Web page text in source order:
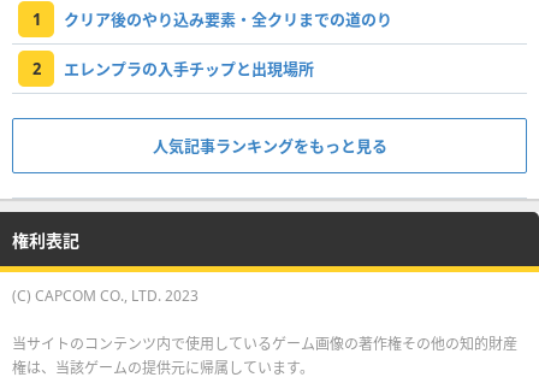
1 クリア後のやり込み要素・全クリまでの道のり
2 エレンプラの入手チップと出現場所
人気記事ランキングをもっと見る
権利表記
(C) CAPCOM CO., LTD. 2023
当サイトのコンテンツ内で使用しているゲーム画像の著作権その他の知的財産
権は、当該ゲームの提供元に帰属しています。